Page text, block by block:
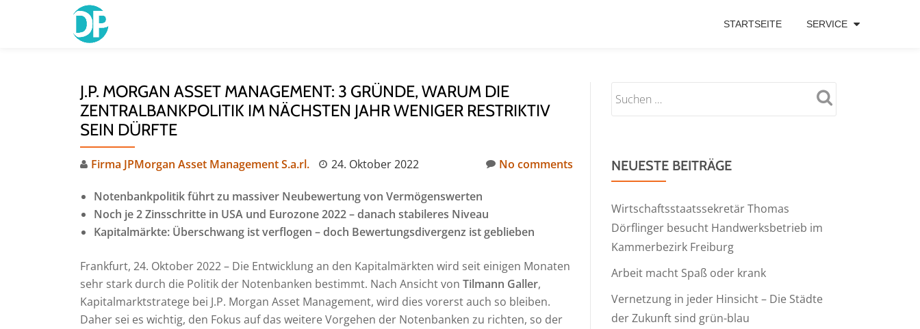
STARTSEITE SERVICE
J.P. MORGAN ASSET MANAGEMENT: 3 GRÜNDE, WARUM DIE
ZENTRALBANKPOLITIK IM NÄCHSTEN JAHR WENIGER RESTRIKTIV
SEIN DÜRFTE
Firma JPMorgan Asset Management S.a.rl. 24. Oktober 2022 No comments
Notenbankpolitik führt zu massiver Neubewertung von Vermögenswerten
Noch je 2 Zinsschritte in USA und Eurozone 2022 – danach stabileres Niveau
Kapitalmärkte: Überschwang ist verflogen – doch Bewertungsdivergenz ist geblieben
Frankfurt, 24. Oktober 2022 – Die Entwicklung an den Kapitalmärkten wird seit einigen Monaten
sehr stark durch die Politik der Notenbanken bestimmt. Nach Ansicht von Tilmann Galler,
Kapitalmarktstratege bei J.P. Morgan Asset Management, wird dies vorerst auch so bleiben.
Daher sei es wichtig, den Fokus auf das weitere Vorgehen der Notenbanken zu richten, so der
NEUESTE BEITRÄGE
Wirtschaftsstaatssekretär Thomas
Dörflinger besucht Handwerksbetrieb im
Kammerbezirk Freiburg
Arbeit macht Spaß oder krank
Vernetzung in jeder Hinsicht – Die Städte
der Zukunft sind grün-blau